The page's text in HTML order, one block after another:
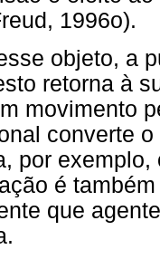
1996o).
objeto, a
retorna à
movimento
converte
por
é
que